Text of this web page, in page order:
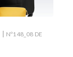
| Nº148_08 DE